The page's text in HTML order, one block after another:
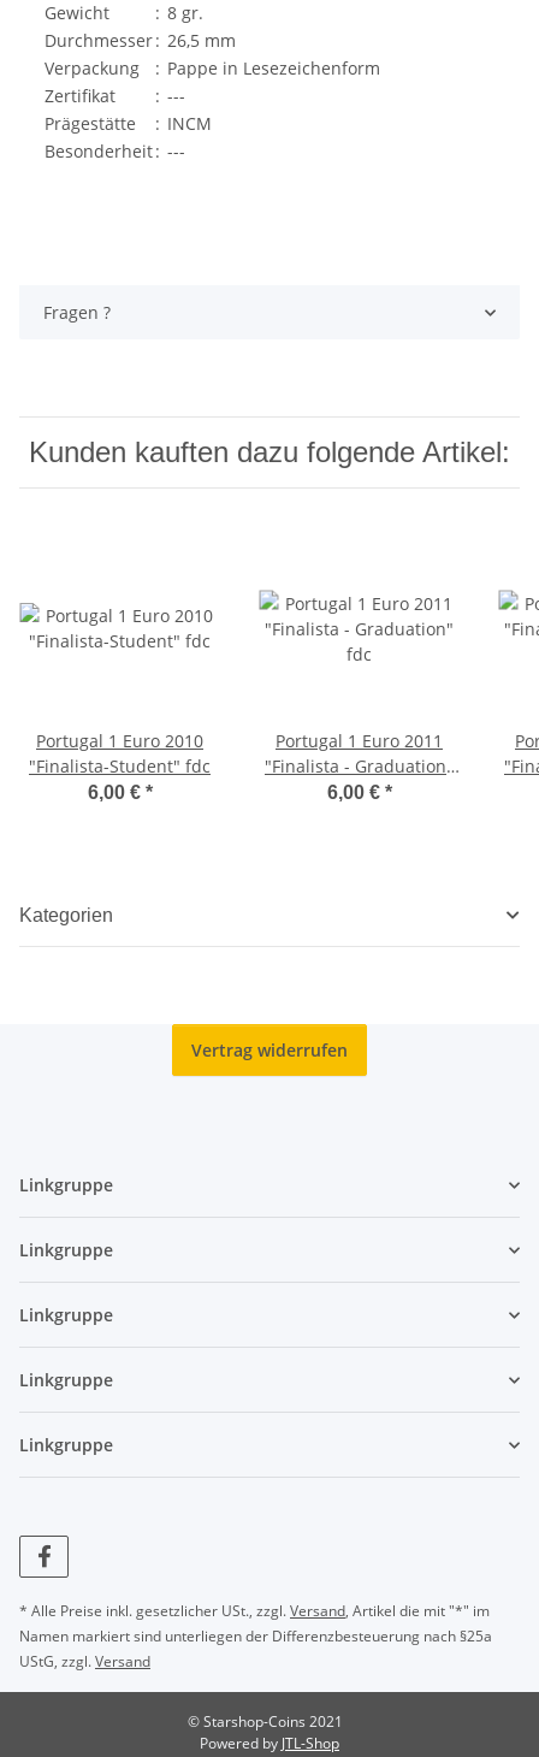
Gewicht
: 8 gr.
Durchmesser: 26,5 mm
Verpackung
: Pappe in Lesezeichenform
Zertifikat
: ---
Prägestätte
: INCM
Besonderheit: ---
Fragen ?
Kunden kauften dazu folgende Artikel:
Portugal 1 Euro 2010
"Finalista-Student" fdc
6,00 € *
Portugal 1 Euro 2011
"Finalista - Graduation"
fdc
6,00 € *
Kategorien
Vertrag widerrufen
Linkgruppe
Linkgruppe
Linkgruppe
Linkgruppe
Linkgruppe
* Alle Preise inkl. gesetzlicher USt., zzgl.Versand, Artikel die mit "*" im
Namen markiert sind unterliegen der Differenzbesteuerung nach §25a
UStG, zzgl.Versand
© Starshop-Coins 2021
Powered by JTL-Shop